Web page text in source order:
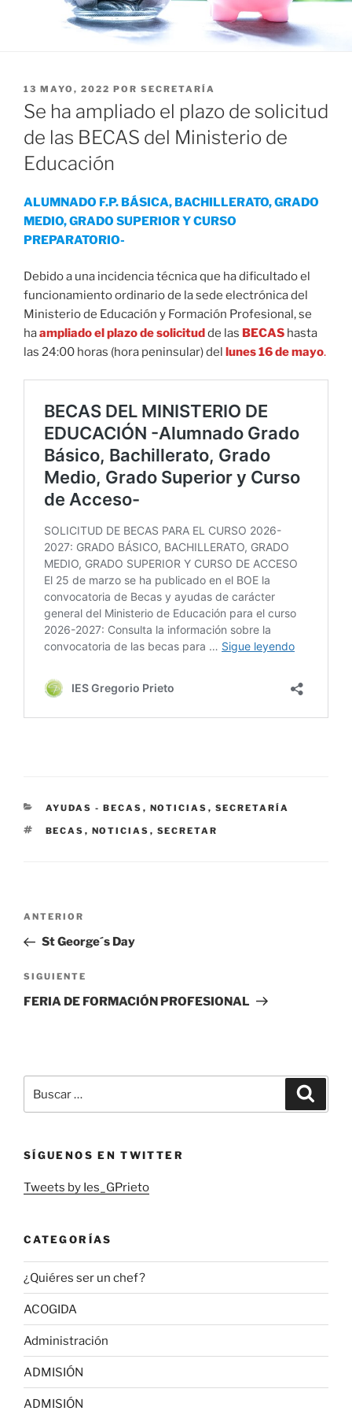
PUBLICADO
EL
13 MAYO, 2022 POR SECRETARÍA
Se ha ampliado el plazo de solicitud
de las BECAS del Ministerio de
Educación
ALUMNADO F.P. BÁSICA, BACHILLERATO, GRADO
MEDIO, GRADO SUPERIOR Y CURSO
PREPARATORIO-
Debido a una incidencia técnica que ha dificultado el
funcionamiento ordinario de la sede electrónica del
Ministerio de Educación y Formación Profesional, se
haampliado el plazo de solicitudde las BECAS hasta
las 24:00 horas (hora peninsular) del lunes 16 de mayo.
CATEGORÍAS
AYUDAS - BECAS , NOTICIAS , SECRETARÍA
ETIQUETAS
BECAS , NOTICIAS , SECRETAR
Navegación
entradas
Entrada
anterior:
ANTERIOR
St George´s Day
Siguiente
entrada
SIGUIENTE
FERIA DE FORMACIÓN PROFESIONAL
por:
SÍGUENOS EN TWITTER
Tweets by Ies_GPrieto
CATEGORÍAS
¿Quiéres ser un chef?
ACOGIDA
Administración
ADMISIÓN
ADMISIÓN